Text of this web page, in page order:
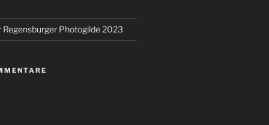
Regensburger Photogilde 2023